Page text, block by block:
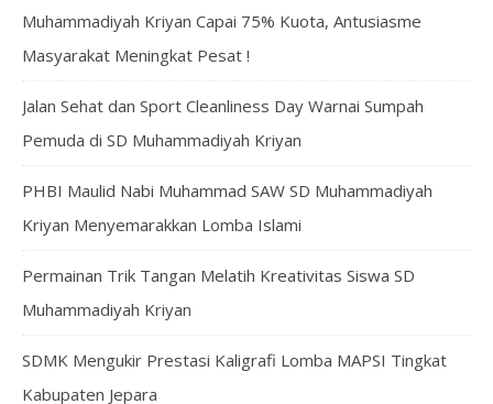
Muhammadiyah Kriyan Capai 75% Kuota, Antusiasme
Masyarakat Meningkat Pesat !
Jalan Sehat dan Sport Cleanliness Day Warnai Sumpah
Pemuda di SD Muhammadiyah Kriyan
PHBI Maulid Nabi Muhammad SAW SD Muhammadiyah
Kriyan Menyemarakkan Lomba Islami
Permainan Trik Tangan Melatih Kreativitas Siswa SD
Muhammadiyah Kriyan
SDMK Mengukir Prestasi Kaligrafi Lomba MAPSI Tingkat
Kabupaten Jepara